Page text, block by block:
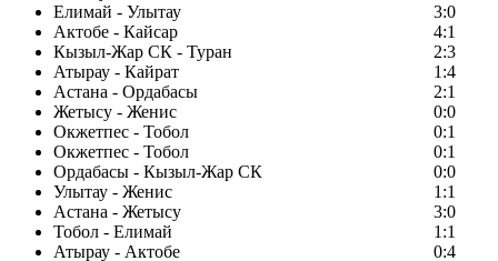
Елимай - Улытау
3:0
Актобе - Кайсар
4:1
Кызыл-Жар СК - Туран
2:3
Атырау - Кайрат
1:4
Астана - Ордабасы
2:1
Жетысу - Женис
0:0
Окжетпес - Тобол
0:1
Окжетпес - Тобол
0:1
Ордабасы - Кызыл-Жар СК
0:0
Улытау - Женис
1:1
Астана - Жетысу
3:0
Тобол - Елимай
1:1
Атырау - Актобе
0:4